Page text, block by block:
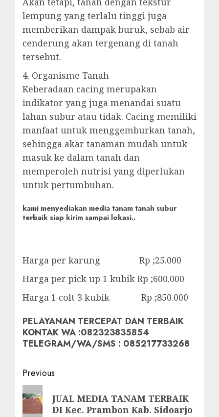
lempung yang terlalu tinggi juga
memberikan dampak buruk, sebab air
cenderung akan tergenang di tanah
tersebut.
4. Organisme Tanah
Keberadaan cacing merupakan
indikator yang juga menandai suatu
lahan subur atau tidak. Cacing memiliki
manfaat untuk menggemburkan tanah,
sehingga akar tanaman mudah untuk
masuk ke dalam tanah dan
memperoleh nutrisi yang diperlukan
untuk pertumbuhan.
kami menyediakan media tanam tanah subur
terbaik siap kirim sampai lokasi..
Harga per karung Rp ;25.000
Harga per pick up 1 kubik Rp ;600.000
Harga 1 colt 3 kubik Rp ;850.000
PELAYANAN TERCEPAT DAN TERBAIK
KONTAK WA :082323835854
TELEGRAM/WA/SMS : 085217733268
Post
navigation
Previous
Previous
post:
JUAL MEDIA TANAM TERBAIK
DI Kec. Prambon Kab. Sidoarjo